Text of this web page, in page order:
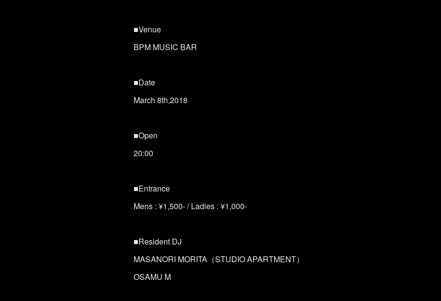
■Venue
BPM MUSIC BAR
■Date
March 8th,2018
■Open
20:00
■Entrance
Mens : ¥1,500- / Ladies : ¥1,000-
■Resident DJ
MASANORI MORITA（STUDIO APARTMENT）
OSAMU M